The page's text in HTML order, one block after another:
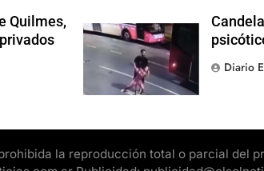
Quilmes,
Diario
la reproducción total o parcial del